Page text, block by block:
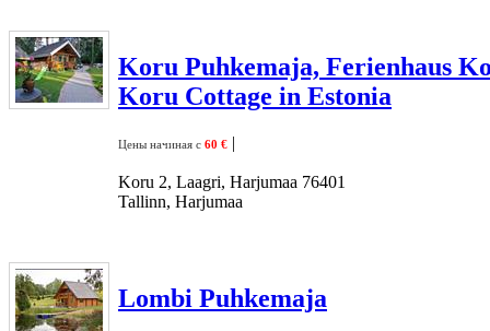
Koru Puhkemaja, Ferienhaus
Koru Cottage in Estonia
Цены начиная с 60 € |
Koru 2, Laagri, Harjumaa 76401
Tallinn, Harjumaa
Lombi Puhkemaja